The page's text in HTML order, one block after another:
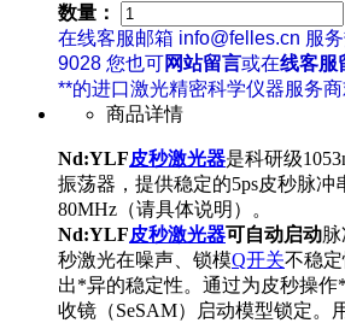
数量：
在线客服邮箱 info@felles.cn 服
9028 您也可网站留言或在线客服
**的进口激光精密科学仪器服务商
商品详情
Nd:YLF皮秒激光器是科研级
振荡器，提供稳定的5ps皮秒脉冲
80MHz（请具体说明）。
Nd:YLF皮秒激光器可自动启动
秒激光在噪声、锁模Q开关不稳
出*异的稳定性。通过为皮秒操作
收镜（SeSAM）启动模型锁定。